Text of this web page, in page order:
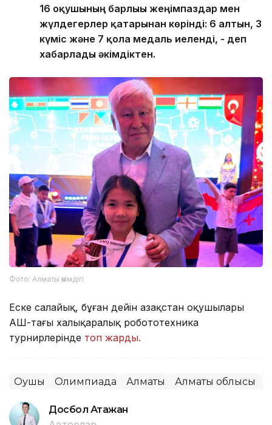
16 оқушының барлығы жеңімпаздар мен
жүлдегерлер қатарынан көрінді: 6 алтын, 3
күміс және 7 қола медаль иеленді, - деп
хабарлады әкімдіктен.
Фото: Алматы әкімдігі
Еске салайық, бұған дейін Қазақстан оқушылары
АҚШ-тағы халықаралық робототехника
турнирлерінде топ жарды.
Оқушы Олимпиада Алматы Алматы облысы
Досбол Атажан